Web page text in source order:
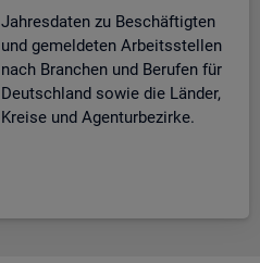
Jah­res­da­ten zu Be­schäf­tig­ten
und ge­mel­de­ten Ar­beits­stel­len
nach Bran­chen und Be­ru­fen für
Deutsch­land sowie die Län­der,
Krei­se und Agen­tur­be­zir­ke.